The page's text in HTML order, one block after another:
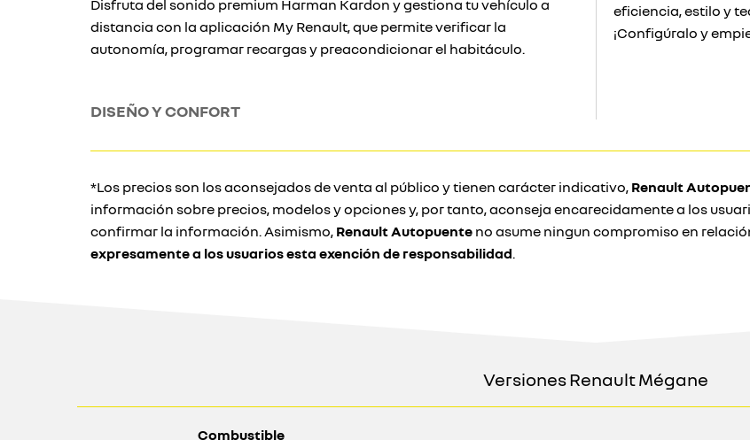
Disfruta del sonido premium Harman Kardon y gestiona tu vehículo a
distancia con la aplicación My Renault, que permite verificar la
autonomía, programar recargas y preacondicionar el habitáculo.
DISEÑO Y CONFORT
eficiencia, estilo y
¡Configúralo y
*Los precios son los aconsejados de venta al público y tienen carácter indicativo, Renault
información sobre precios, modelos y opciones y, por tanto, aconseja encarecidamente a los
confirmar la información. Asimismo, Renault Autopuente no asume ningun compromiso en
expresamente a los usuarios esta exención de responsabilidad.
Versiones Renault Mégane
Combustible